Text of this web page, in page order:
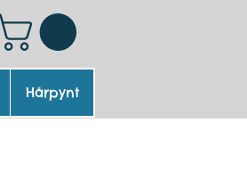
Hårpynt